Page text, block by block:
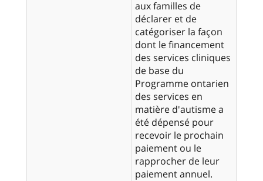
aux familles de
déclarer et de
catégoriser la façon
dont le financement
des services cliniques
de base du
Programme ontarien
des services en
matière d'autisme a
été dépensé pour
recevoir le prochain
paiement ou le
rapprocher de leur
paiement annuel.